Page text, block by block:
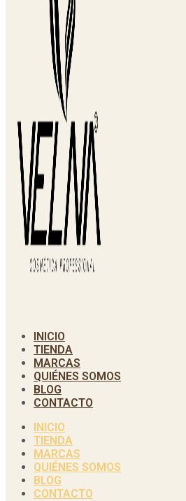
INICIO
TIENDA
MARCAS
QUIÉNES SOMOS
BLOG
CONTACTO
INICIO
TIENDA
MARCAS
QUIÉNES SOMOS
BLOG
CONTACTO